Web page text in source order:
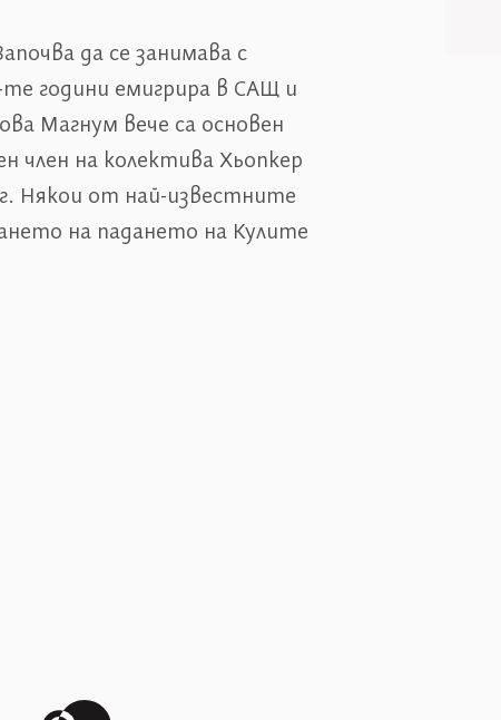
да се занимава с
години емигрира в САЩ и
Магнум вече са основен
член на колектива Хьопкер
Някои от най-известните
на падането на Кулите